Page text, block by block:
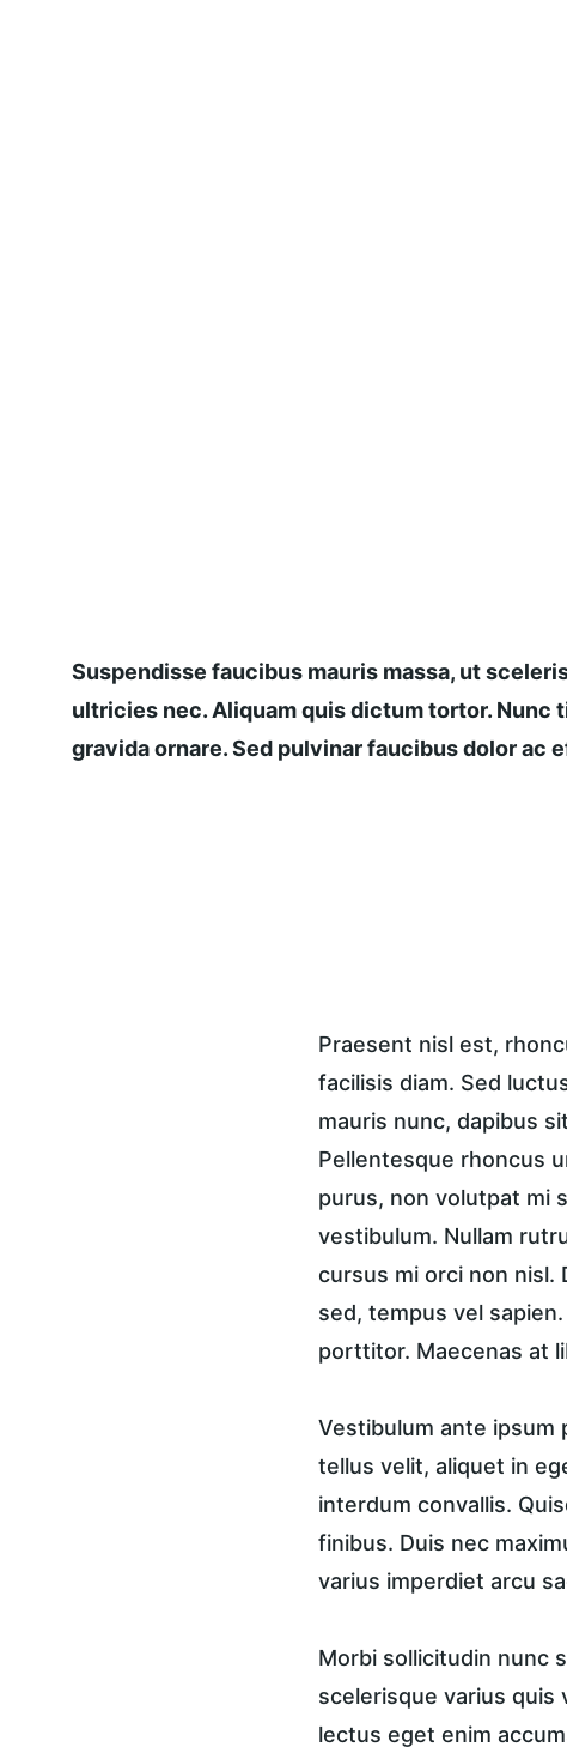
Suspendisse faucibus mauris massa, ut
ultricies nec. Aliquam quis dictum tortor. Nunc
gravida ornare. Sed pulvinar faucibus dolor ac
Praesent nisl est,
facilisis diam. Sed
mauris nunc, dapibus
Pellentesque rhoncus
purus, non volutpat mi
vestibulum. Nullam
cursus mi orci non nisl.
sed, tempus vel
porttitor. Maecenas at
Vestibulum ante ipsum
tellus velit, aliquet in
interdum convallis.
finibus. Duis nec
varius imperdiet arcu
Morbi sollicitudin nunc
scelerisque varius quis
lectus eget enim